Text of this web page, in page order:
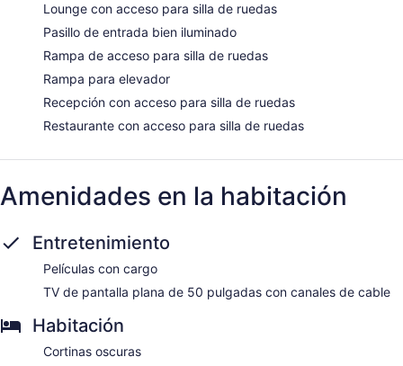
Lounge con acceso para silla de ruedas
Pasillo de entrada bien iluminado
Rampa de acceso para silla de ruedas
Rampa para elevador
Recepción con acceso para silla de ruedas
Restaurante con acceso para silla de ruedas
Amenidades en la habitación
Entretenimiento
Películas con cargo
TV de pantalla plana de 50 pulgadas con canales de cable
Habitación
Cortinas oscuras